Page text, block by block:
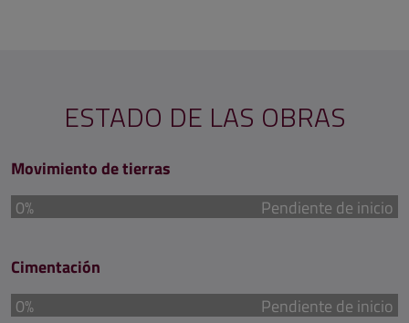
ESTADO DE LAS OBRAS
Movimiento de tierras
0%
Pendiente de inicio
Cimentación
0%
Pendiente de inicio